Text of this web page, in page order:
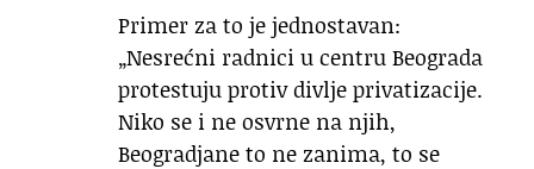
Primer za to je jednostavan:
„Nesrećni radnici u centru Beograda
protestuju protiv divlje privatizacije.
Niko se i ne osvrne na njih,
Beogradjane to ne zanima, to se